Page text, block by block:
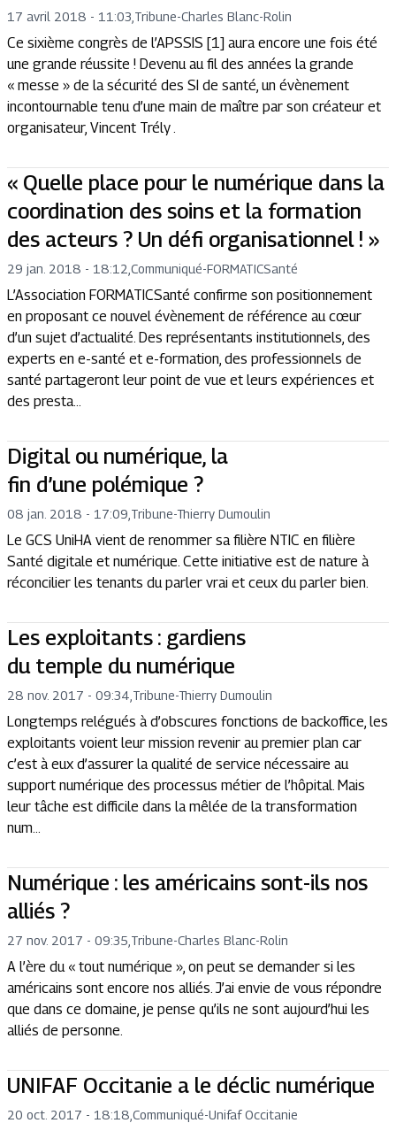
17 avril 2018 - 11:03 Tribune-Charles Blanc-Rolin
Ce sixième congrès de l’APSSIS [1] aura encore une fois été
une grande réussite ! Devenu au fil des années la grande
« messe » de la sécurité des SI de santé, un évènement
incontournable tenu d’une main de maître par son créateur et
organisateur, Vincent Trély .
« Quelle place pour le numérique dans la
coordination des soins et la formation
des acteurs ? Un défi organisationnel ! »
29 jan. 2018 - 18:12 Communiqué-FORMATICSanté
L’Association FORMATICSanté confirme son positionnement
en proposant ce nouvel évènement de référence au cœur
d’un sujet d’actualité. Des représentants institutionnels, des
experts en e-santé et e-formation, des professionnels de
santé partageront leur point de vue et leurs expériences et
des presta...
Digital ou numérique, la
fin d’une polémique ?
08 jan. 2018 - 17:09 Tribune-Thierry Dumoulin
Le GCS UniHA vient de renommer sa filière NTIC en filière
Santé digitale et numérique. Cette initiative est de nature à
réconcilier les tenants du parler vrai et ceux du parler bien.
Les exploitants : gardiens
du temple du numérique
28 nov. 2017 - 09:34 Tribune-Thierry Dumoulin
Longtemps relégués à d’obscures fonctions de backoffice, les
exploitants voient leur mission revenir au premier plan car
c’est à eux d’assurer la qualité de service nécessaire au
support numérique des processus métier de l’hôpital. Mais
leur tâche est difficile dans la mêlée de la transformation
num...
Numérique : les américains sont-ils nos
alliés ?
27 nov. 2017 - 09:35 Tribune-Charles Blanc-Rolin
A l’ère du « tout numérique », on peut se demander si les
américains sont encore nos alliés. J’ai envie de vous répondre
que dans ce domaine, je pense qu’ils ne sont aujourd’hui les
alliés de personne.
UNIFAF Occitanie a le déclic numérique
20 oct. 2017 - 18:18 Communiqué-Unifaf Occitanie